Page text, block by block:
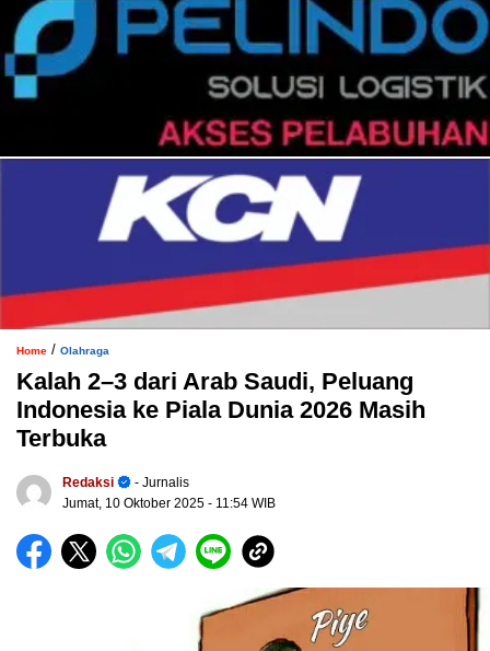
Home / Olahraga
Kalah 2–3 dari Arab Saudi, Peluang
Indonesia ke Piala Dunia 2026 Masih
Terbuka
Redaksi
- Jurnalis
Jumat, 10 Oktober 2025 - 11:54 WIB